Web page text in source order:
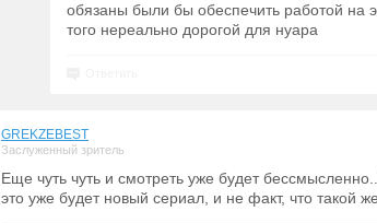
обязаны были бы обеспечить работой на
того нереально дорогой для нуара
GREKZEBEST
Заслуженный зритель
Еще чуть чуть и смотреть уже будет
это уже будет новый сериал, и не факт, что такой